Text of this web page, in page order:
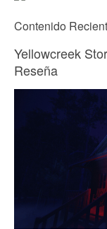
Contenido
Yellowcreek
Reseña